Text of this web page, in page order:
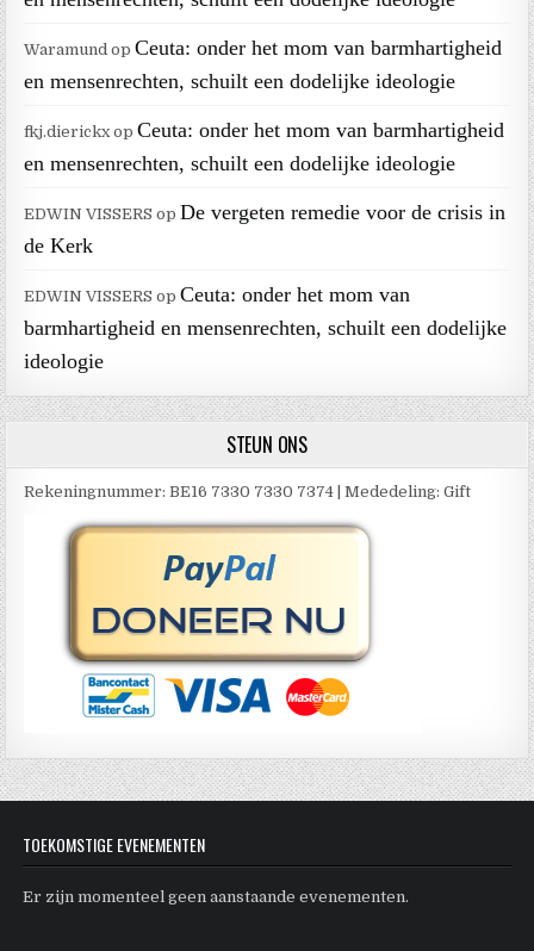
Waramund opCeuta: onder het mom van barmhartigheid
en mensenrechten, schuilt een dodelijke ideologie
fkj.dierickx opCeuta: onder het mom van barmhartigheid
en mensenrechten, schuilt een dodelijke ideologie
EDWIN VISSERS op De vergeten remedie voor de crisis in
de Kerk
EDWIN VISSERS opCeuta: onder het mom van
barmhartigheid en mensenrechten, schuilt een dodelijke
ideologie
STEUN ONS
Rekeningnummer: BE16 7330 7330 7374 | Mededeling: Gift
TOEKOMSTIGE EVENEMENTEN
Er zijn momenteel geen aanstaande evenementen.